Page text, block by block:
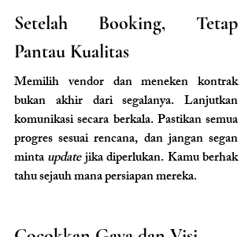
Setelah Booking, Tetap
Pantau Kualitas
Memilih vendor dan meneken kontrak
bukan akhir dari segalanya. Lanjutkan
komunikasi secara berkala. Pastikan semua
progres sesuai rencana, dan jangan segan
minta update jika diperlukan. Kamu berhak
tahu sejauh mana persiapan mereka.